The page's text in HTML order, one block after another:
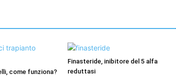
come funziona?
Finasteride, inibitore del 5 alfa
reduttasi